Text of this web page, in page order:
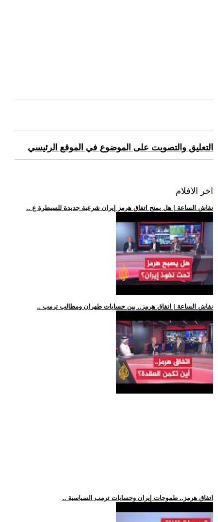
التعليق والتصويت على الموضوع في الموقع الرئيسي
اخر الافلام
.. نقاش الساعة | هل يمنح اتفاق هرمز إيران شرعية جديدة للسيطرة ع
.. نقاش الساعة | اتفاق هرمز.. بين حسابات طهران ومطالب ترمب
.. اتفاق هرمز.. طموحات إيران وحسابات ترمب السياسية